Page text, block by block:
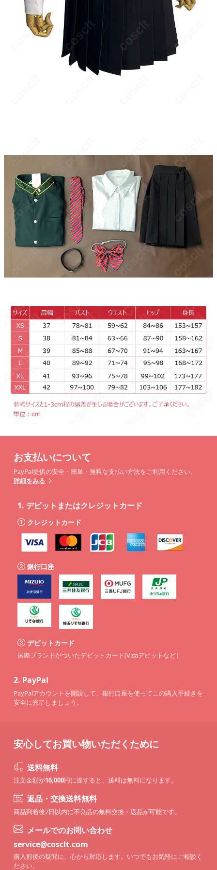
お支払いについて
PayPal提供の安全・簡単・無料な支払い方法をご利用ください。
詳細をみる
1. デビットまたはクレジットカード
クレジットカード
銀行口座
デビットカード
国際ブランドがついたデビットカード(Visaデビットなど）
2. PayPal
PayPalアカウントを開設して、銀行口座を使ってこの購入手続きを
安全に完了しましょう。
安心してお買い物いただくために
送料無料
注文金額が16,000円に達すると、送料は無料になります。
返品・交換送料無料
商品到着後7日以内に不良品の無料交換・返品が可能です。
メールでのお問い合わせ
service@cosclt.com
購入前後の疑問に、心から対応します。いつでもお気軽にご相談く
ださい。